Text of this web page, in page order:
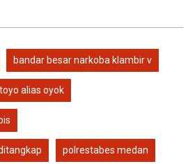
bandar besar narkoba klambir v
alias oyok
polrestabes medan